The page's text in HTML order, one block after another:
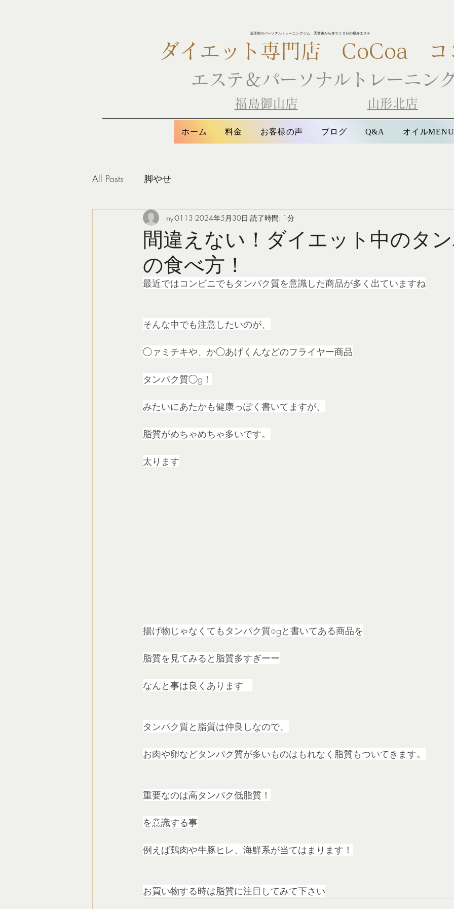
ダイエット専門店 CoCoa コ
エステ＆パーソナルトレーニン
山形市のパーソナルトレーニングジム 天童市から車で１０分の瘦身エステ
福島御山店 山形北店
ホーム 料金 お客様の声 ブログ Q&A オイルMENU
All Posts 脚やせ
間違えない！ダイエット中のタ
の食べ方！
myt0113 2024年5月30日 読了時間: 1分
最近ではコンビニでもタンパク質を意識した商品が多く出ていますね
そんな中でも注意したいのが、
◯ァミチキや、か◯あげくんなどのフライヤー商品
タンパク質◯g！
みたいにあたかも健康っぽく書いてますが、
脂質がめちゃめちゃ多いです。
太ります
揚げ物じゃなくてもタンパク質○gと書いてある商品を
脂質を見てみると脂質多すぎーー
なんと事は良くあります
タンパク質と脂質は仲良しなので、
お肉や卵などタンパク質が多いものはもれなく脂質もついてきます。
重要なのは高タンパク低脂質！
を意識する事
例えば鶏肉や牛豚ヒレ、海鮮系が当てはまります！
お買い物する時は脂質に注目してみて下さい